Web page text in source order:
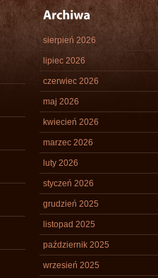
sierpień 2026
lipiec 2026
czerwiec 2026
maj 2026
kwiecień 2026
marzec 2026
luty 2026
styczeń 2026
grudzień 2025
listopad 2025
październik 2025
wrzesień 2025